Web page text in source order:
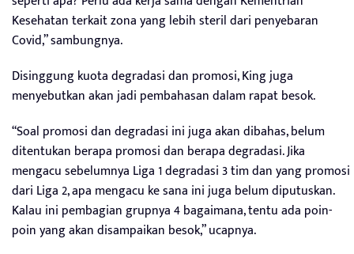
Kesehatan terkait zona yang lebih steril dari penyebaran
Covid,” sambungnya.
Disinggung kuota degradasi dan promosi, King juga
menyebutkan akan jadi pembahasan dalam rapat besok.
“Soal promosi dan degradasi ini juga akan dibahas, belum
ditentukan berapa promosi dan berapa degradasi. Jika
mengacu sebelumnya Liga 1 degradasi 3 tim dan yang promosi
dari Liga 2, apa mengacu ke sana ini juga belum diputuskan.
Kalau ini pembagian grupnya 4 bagaimana, tentu ada poin-
poin yang akan disampaikan besok,” ucapnya.